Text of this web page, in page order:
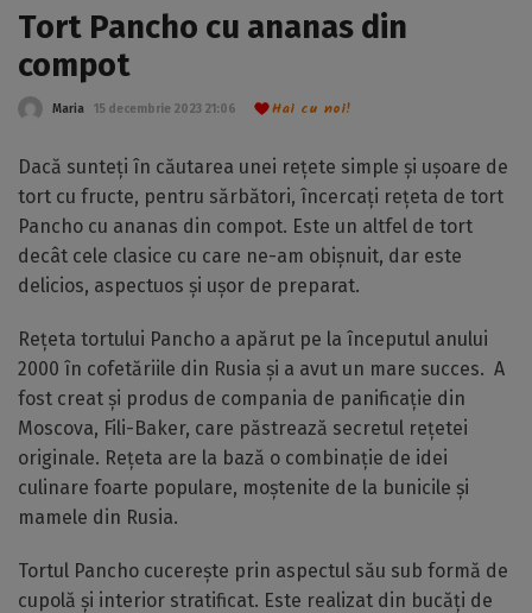
Tort Pancho cu ananas din
compot
Maria 15 decembrie 2023 21:06 Hai cu noi!
Dacă sunteți în căutarea unei rețete simple și ușoare de
tort cu fructe, pentru sărbători, încercați rețeta de tort
Pancho cu ananas din compot. Este un altfel de tort
decât cele clasice cu care ne-am obișnuit, dar este
delicios, aspectuos și ușor de preparat.
Rețeta tortului Pancho a apărut pe la începutul anului
2000 în cofetăriile din Rusia și a avut un mare succes. A
fost creat și produs de compania de panificație din
Moscova, Fili-Baker, care păstrează secretul rețetei
originale. Rețeta are la bază o combinație de idei
culinare foarte populare, moștenite de la bunicile și
mamele din Rusia.
Tortul Pancho cucerește prin aspectul său sub formă de
cupolă și interior stratificat. Este realizat din bucăți de